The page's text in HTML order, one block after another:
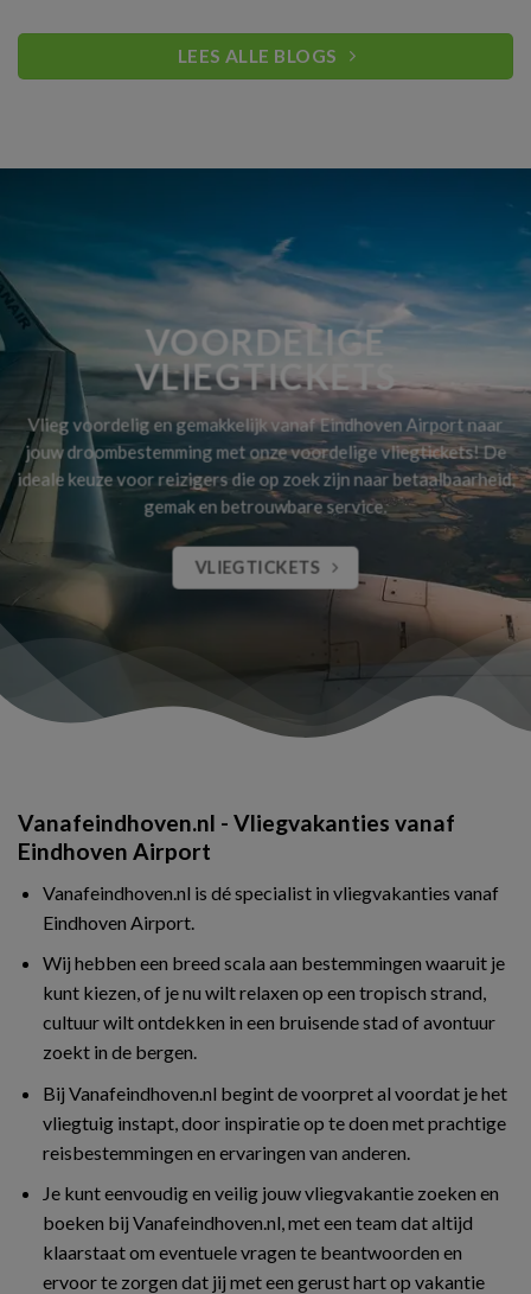
LEES ALLE BLOGS
VOORDELIGE
VLIEGTICKETS
Vlieg voordelig en gemakkelijk vanaf Eindhoven Airport naar
jouw droombestemming met onze voordelige vliegtickets! De
ideale keuze voor reizigers die op zoek zijn naar betaalbaarheid,
gemak en betrouwbare service.
VLIEGTICKETS
Vanafeindhoven.nl - Vliegvakanties vanaf
Eindhoven Airport
Vanafeindhoven.nl is dé specialist in vliegvakanties vanaf
Eindhoven Airport.
Wij hebben een breed scala aan bestemmingen waaruit je
kunt kiezen, of je nu wilt relaxen op een tropisch strand,
cultuur wilt ontdekken in een bruisende stad of avontuur
zoekt in de bergen.
Bij Vanafeindhoven.nl begint de voorpret al voordat je het
vliegtuig instapt, door inspiratie op te doen met prachtige
reisbestemmingen en ervaringen van anderen.
Je kunt eenvoudig en veilig jouw vliegvakantie zoeken en
boeken bij Vanafeindhoven.nl, met een team dat altijd
klaarstaat om eventuele vragen te beantwoorden en
ervoor te zorgen dat jij met een gerust hart op vakantie